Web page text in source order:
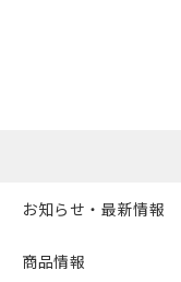
お知らせ・最新情報
商品情報